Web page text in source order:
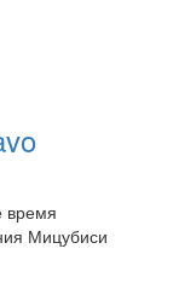
время
Мицубиси